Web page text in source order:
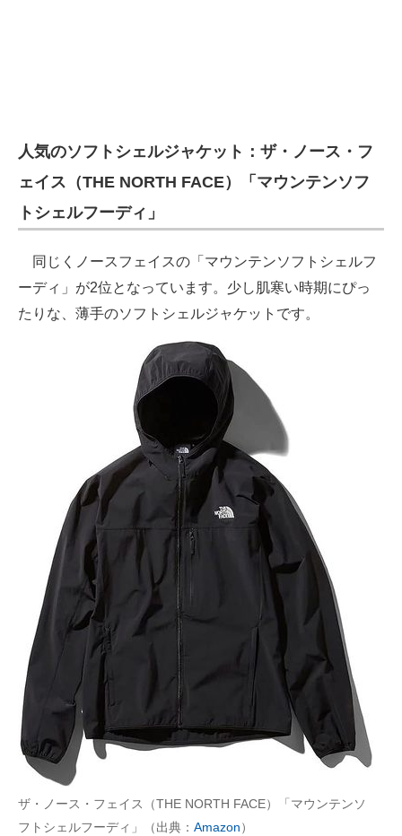
人気のソフトシェルジャケット：ザ・ノース・フ
ェイス（THE NORTH FACE）「マウンテンソフ
トシェルフーディ」
同じくノースフェイスの「マウンテンソフトシェルフ
ーディ」が2位となっています。少し肌寒い時期にぴっ
たりな、薄手のソフトシェルジャケットです。
ザ・ノース・フェイス（THE NORTH FACE）「マウンテンソ
フトシェルフーディ」（出典： Amazon）